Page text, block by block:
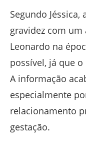
Segundo
gravidez com
Leonardo na
possível, já que
A informação
especialmente
relacionamento
gestação.